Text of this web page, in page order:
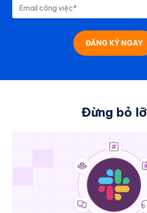
Đừng bỏ lỡ